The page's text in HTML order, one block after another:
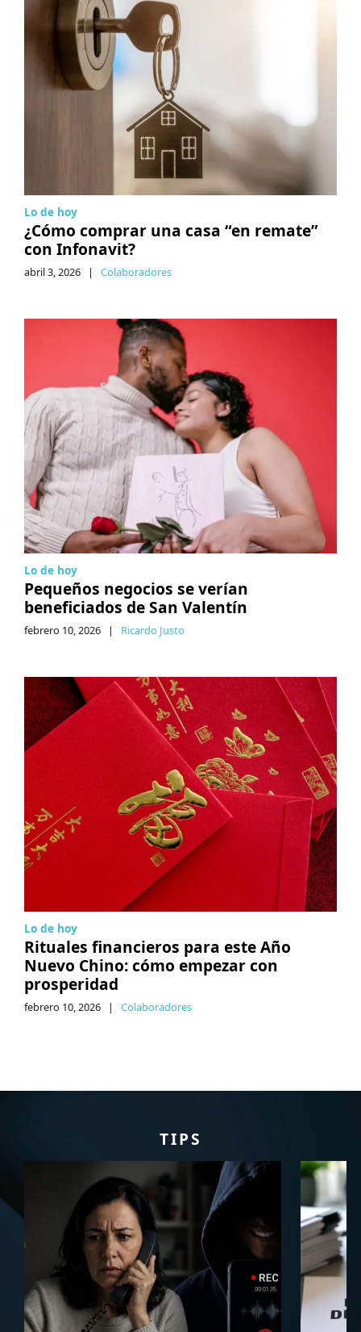
Lo de hoy
¿Cómo comprar una casa “en remate”
con Infonavit?
abril 3, 2026 | Colaboradores
Lo de hoy
Pequeños negocios se verían
beneficiados de San Valentín
febrero 10, 2026 | Ricardo Justo
Lo de hoy
Rituales financieros para este Año
Nuevo Chino: cómo empezar con
prosperidad
febrero 10, 2026 | Colaboradores
TIPS